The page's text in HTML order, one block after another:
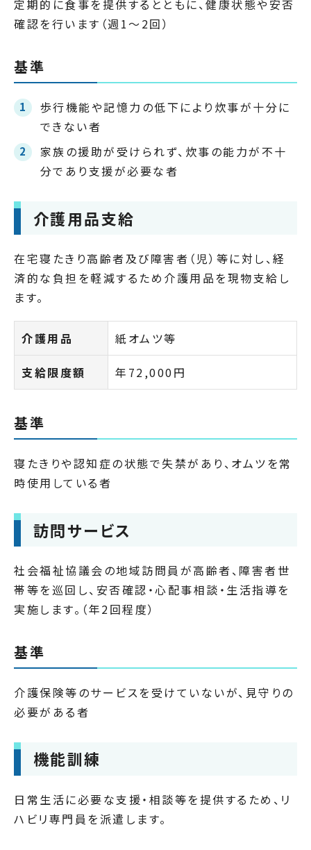
定期的に食事を提供するとともに、健康状態や安否
確認を行います（週1～2回）
基準
歩行機能や記憶力の低下により炊事が十分に
できない者
家族の援助が受けられず、炊事の能力が不十
分であり支援が必要な者
介護用品支給
在宅寝たきり高齢者及び障害者（児）等に対し、経
済的な負担を軽減するため介護用品を現物支給し
ます。
介護用品 紙オムツ等
支給限度額 年72,000円
基準
寝たきりや認知症の状態で失禁があり、オムツを常
時使用している者
訪問サービス
社会福祉協議会の地域訪問員が高齢者、障害者世
帯等を巡回し、安否確認・心配事相談・生活指導を
実施します。（年2回程度）
基準
介護保険等のサービスを受けていないが、見守りの
必要がある者
機能訓練
日常生活に必要な支援・相談等を提供するため、リ
ハビリ専門員を派遣します。